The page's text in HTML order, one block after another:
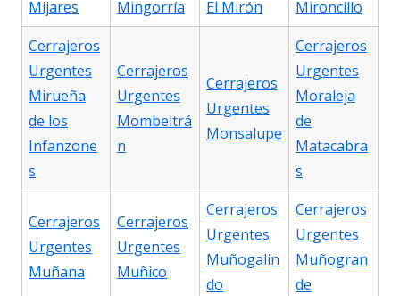
Mijares
Mingorría
El Mirón
Mironcillo
Cerrajeros
Urgentes
Mirueña
de los
Infanzone
s
Cerrajeros
Urgentes
Mombeltrá
n
Cerrajeros
Urgentes
Monsalupe
Cerrajeros
Urgentes
Moraleja
de
Matacabra
s
Cerrajeros
Urgentes
Muñana
Cerrajeros
Urgentes
Muñico
Cerrajeros
Urgentes
Muñogalin
do
Cerrajeros
Urgentes
Muñogran
de